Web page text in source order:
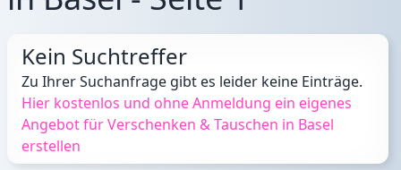
Kein Suchtreffer
Zu Ihrer Suchanfrage gibt es leider keine Einträge.
Hier kostenlos und ohne Anmeldung ein eigenes
Angebot für Verschenken & Tauschen in Basel
erstellen